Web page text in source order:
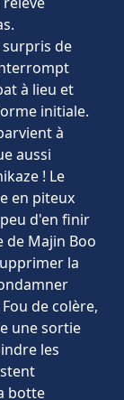
surpris de
à lieu et
initiale.
à
aussi
! Le
en piteux
d'en finir
de Majin Boo
la
de colère,
une sortie
les
botte